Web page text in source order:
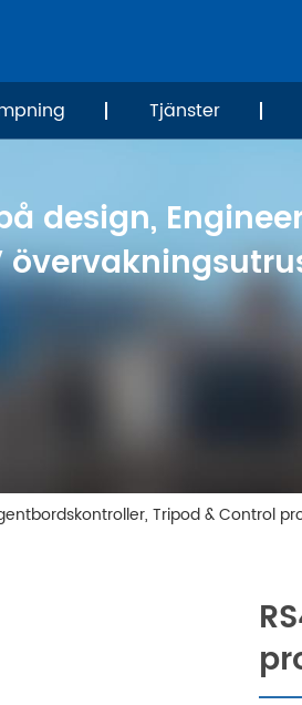
Tjänster
design,
Tripod & Control